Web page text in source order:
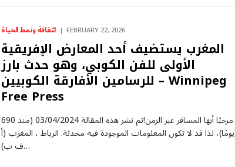
لثقافة ونمط الحياة FEBRUARY 22, 2026
المغرب يستضيف أحد المعارض الإفريقية
الأولى للفن الكوبي، وهو حدث بارز
للرسامين الأفارقة الكوبيين – Winnipeg
Free Press
مرحبًا أيها المسافر عبر الزمن!تم نشر هذه المقالة 03/04/2024 (منذ 690
يومًا)، لذا قد لا تكون المعلومات الموجودة فيه محدثة. الرباط ، المغرب (أ
ف ب)…